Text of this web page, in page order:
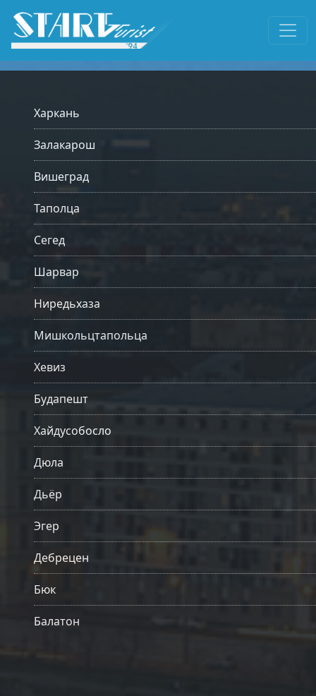
Харкань
Залакарош
Вишеград
Таполца
Сегед
Шарвар
Ниредьхаза
Мишкольцтапольца
Хевиз
Будапешт
Хайдусобосло
Дюла
Дьёр
Эгер
Дебрецен
Бюк
Балатон